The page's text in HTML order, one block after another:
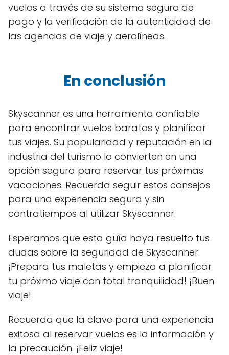
vuelos a través de su sistema seguro de
pago y la verificación de la autenticidad de
las agencias de viaje y aerolíneas.
En conclusión
Skyscanner es una herramienta confiable
para encontrar vuelos baratos y planificar
tus viajes. Su popularidad y reputación en la
industria del turismo lo convierten en una
opción segura para reservar tus próximas
vacaciones. Recuerda seguir estos consejos
para una experiencia segura y sin
contratiempos al utilizar Skyscanner.
Esperamos que esta guía haya resuelto tus
dudas sobre la seguridad de Skyscanner.
¡Prepara tus maletas y empieza a planificar
tu próximo viaje con total tranquilidad! ¡Buen
viaje!
Recuerda que la clave para una experiencia
exitosa al reservar vuelos es la información y
la precaución. ¡Feliz viaje!